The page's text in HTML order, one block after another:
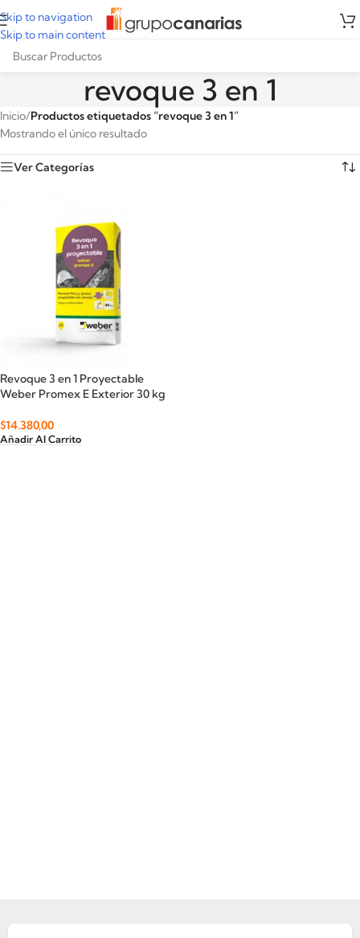
Skip to navigation
Skip to main content
revoque 3 en 1
Inicio/Productos etiquetados “revoque 3 en 1”
Mostrando el único resultado
Ver Categorías
Revoque 3 en 1 Proyectable
Weber Promex E Exterior 30 kg
$14.380,00
Añadir Al Carrito